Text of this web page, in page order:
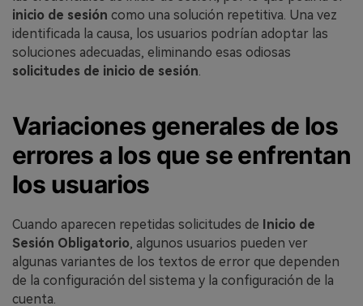
inicio de sesión como una solución repetitiva. Una vez
identificada la causa, los usuarios podrían adoptar las
soluciones adecuadas, eliminando esas odiosas
solicitudes de inicio de sesión.
Variaciones generales de los
errores a los que se enfrentan
los usuarios
Cuando aparecen repetidas solicitudes de Inicio de
Sesión Obligatorio, algunos usuarios pueden ver
algunas variantes de los textos de error que dependen
de la configuración del sistema y la configuración de la
cuenta.